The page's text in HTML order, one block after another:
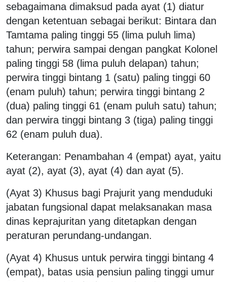
sebagaimana dimaksud pada ayat (1) diatur
dengan ketentuan sebagai berikut: Bintara dan
Tamtama paling tinggi 55 (lima puluh lima)
tahun; perwira sampai dengan pangkat Kolonel
paling tinggi 58 (lima puluh delapan) tahun;
perwira tinggi bintang 1 (satu) paling tinggi 60
(enam puluh) tahun; perwira tinggi bintang 2
(dua) paling tinggi 61 (enam puluh satu) tahun;
dan perwira tinggi bintang 3 (tiga) paling tinggi
62 (enam puluh dua).
Keterangan: Penambahan 4 (empat) ayat, yaitu
ayat (2), ayat (3), ayat (4) dan ayat (5).
(Ayat 3) Khusus bagi Prajurit yang menduduki
jabatan fungsional dapat melaksanakan masa
dinas keprajuritan yang ditetapkan dengan
peraturan perundang-undangan.
(Ayat 4) Khusus untuk perwira tinggi bintang 4
(empat), batas usia pensiun paling tinggi umur